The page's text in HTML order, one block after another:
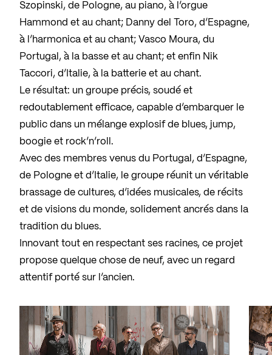
Szopinski, de Pologne, au piano, à l’orgue
Hammond et au chant; Danny del Toro, d’Espagne,
à l’harmonica et au chant; Vasco Moura, du
Portugal, à la basse et au chant; et enfin Nik
Taccori, d’Italie, à la batterie et au chant.
Le résultat: un groupe précis, soudé et
redoutablement efficace, capable d’embarquer le
public dans un mélange explosif de blues, jump,
boogie et rock’n’roll.
Avec des membres venus du Portugal, d’Espagne,
de Pologne et d’Italie, le groupe réunit un véritable
brassage de cultures, d’idées musicales, de récits
et de visions du monde, solidement ancrés dans la
tradition du blues.
Innovant tout en respectant ses racines, ce projet
propose quelque chose de neuf, avec un regard
attentif porté sur l’ancien.